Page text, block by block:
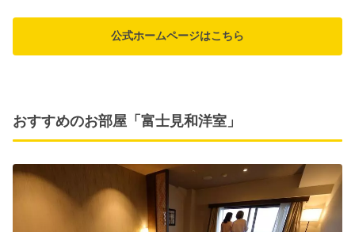
公式ホームページはこちら
おすすめのお部屋「富士見和洋室」